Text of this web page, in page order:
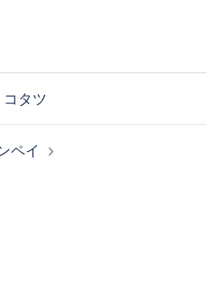
コタツ
ペイ